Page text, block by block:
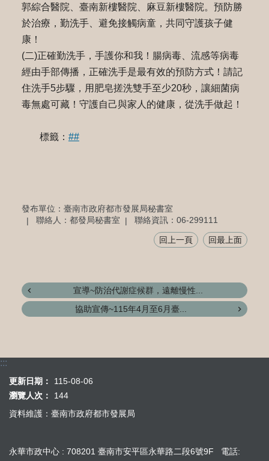
郭綜合醫院、臺南新樓醫院、麻豆新樓醫院。預防勝
於治療，勤洗手、避免接觸病童，共同守護孩子健
康！
(二)正確勤洗手，手護你和我！腸病毒、流感等病毒
經由手部傳播，正確洗手是最有效的預防方式！請記
住洗手5步驟，用肥皂搓洗雙手至少20秒，讓細菌病
毒無處可藏！守護自己與家人的健康，從洗手做起！
標籤： ##
發布單位：臺南市政府都市發展局秘書室
聯絡人：都發局秘書室
聯絡資訊：06-299111
回上一頁 回最上面
宣導~防治代謝症候群，遠離慢性...
協助宣傳~115年4月至6月臺...
:::
更新日期：
115-08-06
瀏覽人次：
144
資料維護：臺南市政府都市發展局
永華市政中心 : 708201 臺南市安平區永華路二段6號9F 電話: